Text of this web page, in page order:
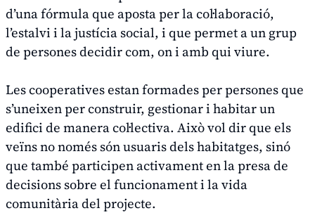
d’una fórmula que aposta per la col·laboració,
l’estalvi i la justícia social, i que permet a un grup
de persones decidir com, on i amb qui viure.
Les cooperatives estan formades per persones que
s’uneixen per construir, gestionar i habitar un
edifici de manera col·lectiva. Això vol dir que els
veïns no només són usuaris dels habitatges, sinó
que també participen activament en la presa de
decisions sobre el funcionament i la vida
comunitària del projecte.